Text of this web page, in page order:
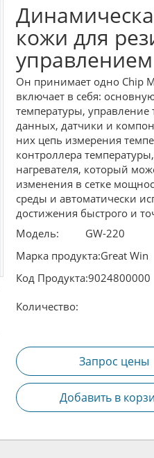
кожи для
Он принимает одно Chip
включает в себя:
температуры, управление
данных, датчики и
них цепь измерения
контроллера
нагревателя, который
изменения в сетке
среды и автоматически
достижения быстрого и
Модель:
GW-220
Марка продукта:Great Win
Код Продукта:9024800000
Количество:
Запрос цены
Добавить в